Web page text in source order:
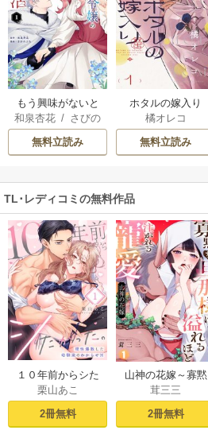
もう興味がないと
離婚された令嬢の
意外と楽しい新生
活
和泉杏花 / さびの
ぶち
無料立読み
ホタルの嫁入り
橘オレコ
無料立読み
TL･レディコミの無料作品
１０年前からシた
かった。～理性爆
散した幼馴染のわ
からせＨ（１）
栗山あこ
2冊無料
山神の花嫁～寡黙
な旦那様に溢れる
ほど注がれる寵愛
～【TL版】 1巻
茸三三
2冊無料